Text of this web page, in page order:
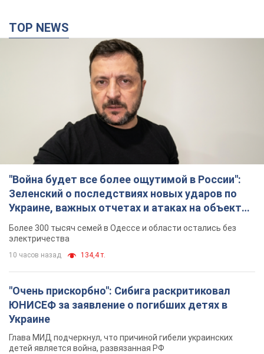
TOP NEWS
"Война будет все более ощутимой в России":
Зеленский о последствиях новых ударов по
Украине, важных отчетах и атаках на объекты
противника. Видео
Более 300 тысяч семей в Одессе и области остались без
электричества
10 часов назад 134,4 т.
"Очень прискорбно": Сибига раскритиковал
ЮНИСЕФ за заявление о погибших детях в
Украине
Глава МИД подчеркнул, что причиной гибели украинских
детей является война, развязанная РФ